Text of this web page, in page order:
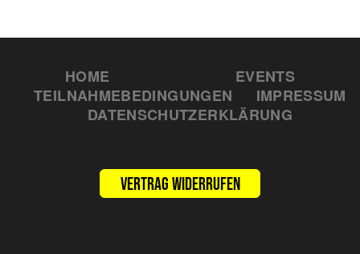
HOME
EVENTS
TEILNAHMEBEDINGUNGEN
IMPRESSUM
DATENSCHUTZERKLÄRUNG
Vertrag widerrufen